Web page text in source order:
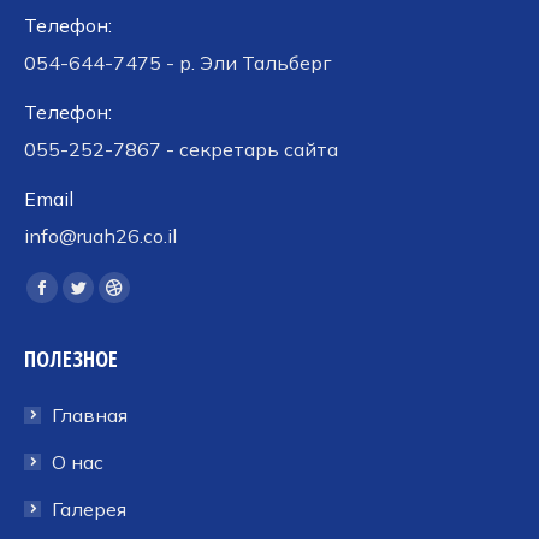
Телефон:
054-644-7475 - р. Эли Тальберг
Телефон:
055-252-7867 - секретарь сайта
Email
info@ruah26.co.il
Ищите нас:
Страница
открывается
новом
окне
Страница
открывается
новом
окне
Страница
открывается
новом
ПОЛЕЗНОЕ
Главная
О нас
Галерея